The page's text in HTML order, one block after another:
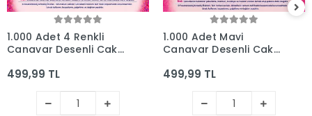
1.000 Adet 4 Renkli
Canavar Desenli Cake
- 10x15 cm
499,99 TL
1.000 Adet Mavi
Canavar Desenli Cake
10x15 cm
499,99 TL